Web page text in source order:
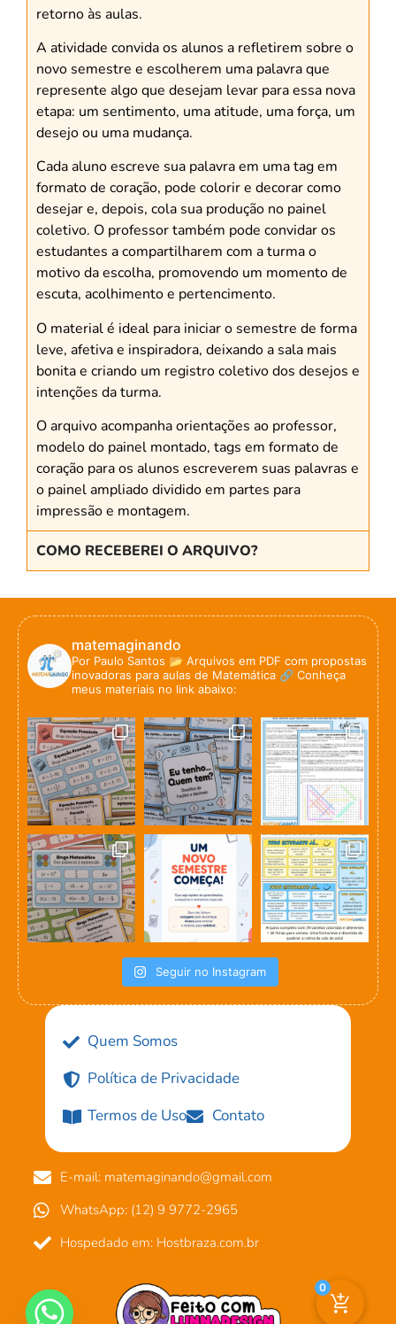
retorno às aulas.
A atividade convida os alunos a refletirem sobre o
novo semestre e escolherem uma palavra que
represente algo que desejam levar para essa nova
etapa: um sentimento, uma atitude, uma força, um
desejo ou uma mudança.
Cada aluno escreve sua palavra em uma tag em
formato de coração, pode colorir e decorar como
desejar e, depois, cola sua produção no painel
coletivo. O professor também pode convidar os
estudantes a compartilharem com a turma o
motivo da escolha, promovendo um momento de
escuta, acolhimento e pertencimento.
O material é ideal para iniciar o semestre de forma
leve, afetiva e inspiradora, deixando a sala mais
bonita e criando um registro coletivo dos desejos e
intenções da turma.
O arquivo acompanha orientações ao professor,
modelo do painel montado, tags em formato de
coração para os alunos escreverem suas palavras e
o painel ampliado dividido em partes para
impressão e montagem.
COMO RECEBEREI O ARQUIVO?
matemaginando
Por Paulo Santos 📂 Arquivos em PDF com propostas
inovadoras para aulas de Matemática 🔗 Conheça
meus materiais no link abaixo:
Seguir no Instagram
Quem Somos
Política de Privacidade
Termos de Uso
Contato
E-mail: matemaginando@gmail.com
WhatsApp: (12) 9 9772-2965
Hospedado em: Hostbraza.com.br
0